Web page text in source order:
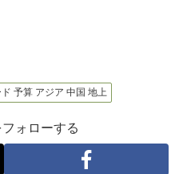
予算 アジア 中国 地上
ォローする